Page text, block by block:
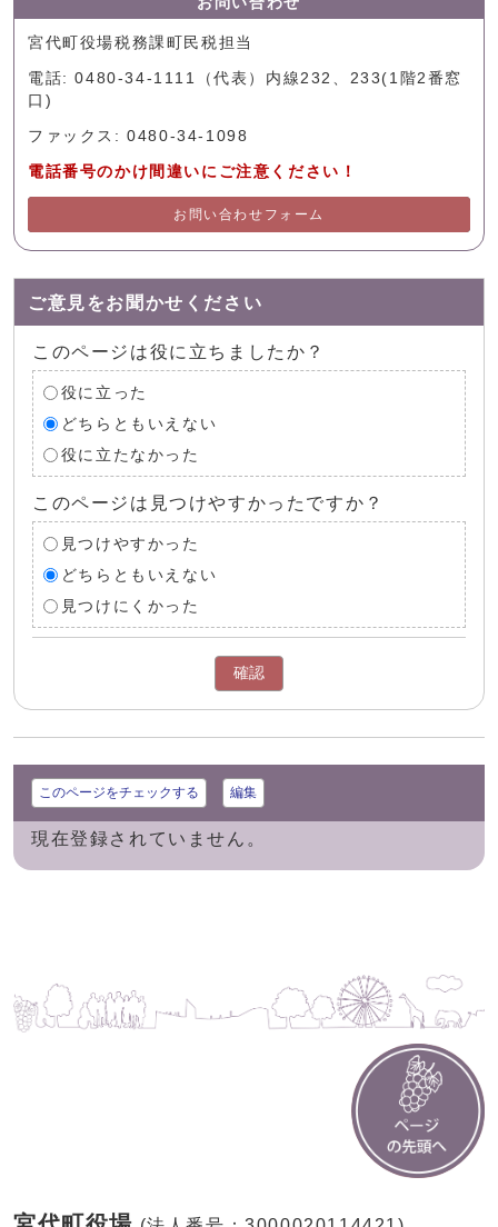
宮代町役場税務課町民税担当
電話: 0480-34-1111（代表）内線232、233(1階2番窓
口)
ファックス: 0480-34-1098
電話番号のかけ間違いにご注意ください！
お問い合わせフォーム
ご意見をお聞かせください
このページは役に立ちましたか？
役に立った
どちらともいえない
役に立たなかった
このページは見つけやすかったですか？
見つけやすかった
どちらともいえない
見つけにくかった
確認
このページをチェックする 編集
現在登録されていません。